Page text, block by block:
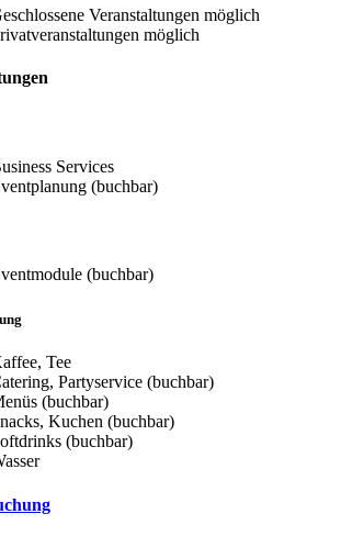
Veranstaltungen möglich
möglich
Services
(buchbar)
(buchbar)
Tee
Partyservice (buchbar)
(buchbar)
Kuchen (buchbar)
(buchbar)